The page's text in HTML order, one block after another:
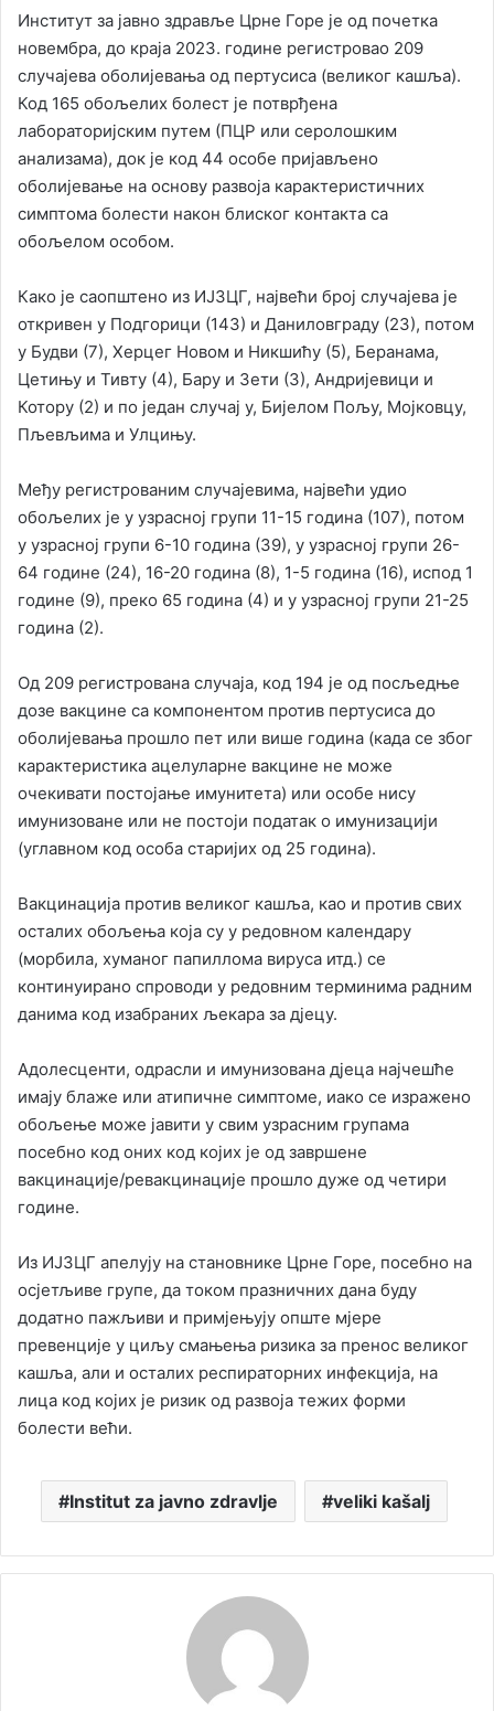
Институт за јавно здравље Црне Горе је од почетка
новембра, до краја 2023. године регистровао 209
случајева оболијевања од пертусиса (великог кашља).
Код 165 обољелих болест је потврђена
лабораторијским путем (ПЦР или серолошким
анализама), док је код 44 особе пријављено
оболијевање на основу развоја карактеристичних
симптома болести након блиског контакта са
обољелом особом.
Како је саопштено из ИЈЗЦГ, највећи број случајева је
откривен у Подгорици (143) и Даниловграду (23), потом
у Будви (7), Херцег Новом и Никшићу (5), Беранама,
Цетињу и Тивту (4), Бару и Зети (3), Андријевици и
Котору (2) и по један случај у, Бијелом Пољу, Мојковцу,
Пљевљима и Улцињу.
Међу регистрованим случајевима, највећи удио
обољелих је у узрасној групи 11-15 година (107), потом
у узрасној групи 6-10 година (39), у узрасној групи 26-
64 године (24), 16-20 година (8), 1-5 година (16), испод 1
године (9), преко 65 година (4) и у узрасној групи 21-25
година (2).
Од 209 регистрована случаја, код 194 је од посљедње
дозе вакцине са компонентом против пертусиса до
оболијевања прошло пет или више година (када се због
карактеристика ацелуларне вакцине не може
очекивати постојање имунитета) или особе нису
имунизоване или не постоји податак о имунизацији
(углавном код особа старијих од 25 година).
Вакцинација против великог кашља, као и против свих
осталих обољења која су у редовном календару
(морбила, хуманог папиллома вируса итд.) се
континуирано спроводи у редовним терминима радним
данима код изабраних љекара за дјецу.
Адолесценти, одрасли и имунизована дјеца најчешће
имају блаже или атипичне симптоме, иако се изражено
обољење може јавити у свим узрасним групама
посебно код оних код којих је од завршене
вакцинације/ревакцинације прошло дуже од четири
године.
Из ИЈЗЦГ апелују на становнике Црне Горе, посебно на
осјетљиве групе, да током празничних дана буду
додатно пажљиви и примјењују опште мјере
превенције у циљу смањења ризика за пренос великог
кашља, али и осталих респираторних инфекција, на
лица код којих је ризик од развоја тежих форми
болести већи.
Institut za javno zdravlje veliki kašalj